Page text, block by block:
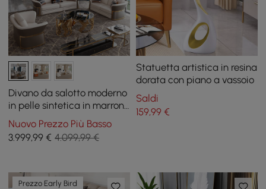
Divano da salotto moderno
in pelle sintetica in marrone
e bianco, set di 3
Nuovo Prezzo Più Basso
3.999,99 € 4.099,99 €
Statuetta artistica in resina
dorata con piano a vassoio
Saldi
159,99€
Prezzo Early Bird